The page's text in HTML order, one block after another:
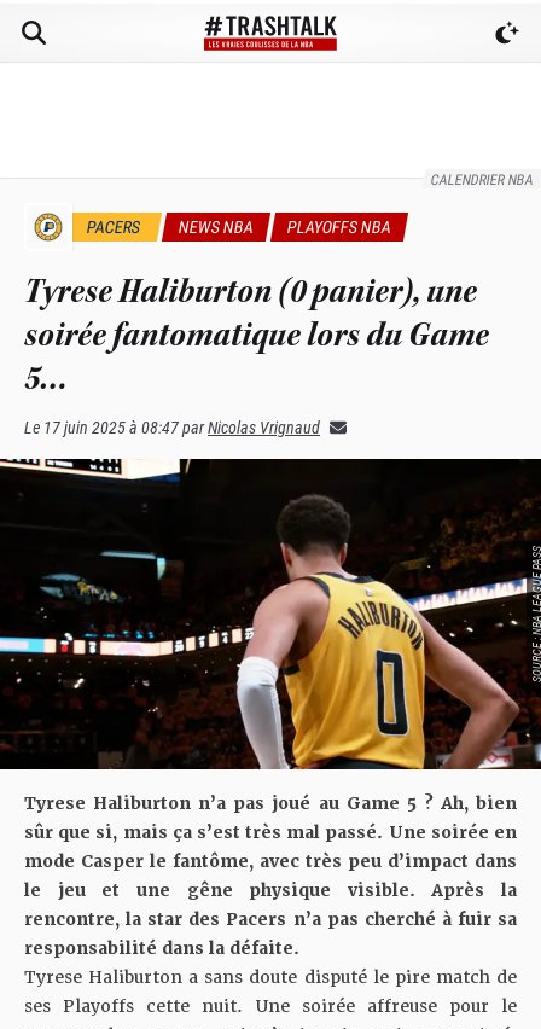
CALENDRIER NBA
PACERS NEWS NBA PLAYOFFS NBA
Tyrese Haliburton (0 panier), une
soirée fantomatique lors du Game
5…
Le 17 juin 2025 à 08:47parNicolas Vrignaud
SOURCE :
Tyrese Haliburton n’a pas joué au Game 5? Ah, bien
sûr que si, mais ça s’est très mal passé. Une soirée en
mode Casper le fantôme, avec très peu d’impact dans
le jeu et une gêne physique visible. Après la
rencontre, la star des Pacers n’a pas cherché à fuir sa
responsabilité dans la défaite.
Tyrese Haliburton a sans doute disputé le pire match de
ses Playoffs cette nuit. Une soirée affreuse pour le